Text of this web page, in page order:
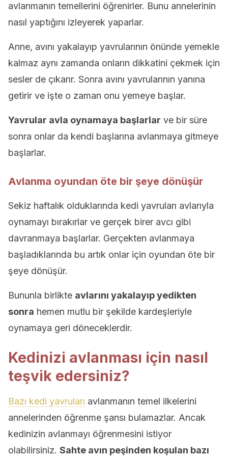
avlanmanın temellerini öğrenirler. Bunu annelerinin
nasıl yaptığını izleyerek yaparlar.
Anne, avını yakalayıp yavrularının önünde yemekle
kalmaz aynı zamanda onların dikkatini çekmek için
sesler de çıkarır. Sonra avını yavrularının yanına
getirir ve işte o zaman onu yemeye başlar.
Yavrular avla oynamaya başlarlar ve bir süre
sonra onlar da kendi başlarına avlanmaya gitmeye
başlarlar.
Avlanma oyundan öte bir şeye dönüşür
Sekiz haftalık olduklarında kedi yavruları avlarıyla
oynamayı bırakırlar ve gerçek birer avcı gibi
davranmaya başlarlar. Gerçekten avlanmaya
başladıklarında bu artık onlar için oyundan öte bir
şeye dönüşür.
Bununla birlikte avlarını yakalayıp yedikten
sonra hemen mutlu bir şekilde kardeşleriyle
oynamaya geri döneceklerdir.
Kedinizi avlanması için nasıl
teşvik edersiniz?
Bazı kedi yavruları avlanmanın temel ilkelerini
annelerinden öğrenme şansı bulamazlar. Ancak
kedinizin avlanmayı öğrenmesini istiyor
olabilirsiniz. Sahte avın peşinden koşulan bazı